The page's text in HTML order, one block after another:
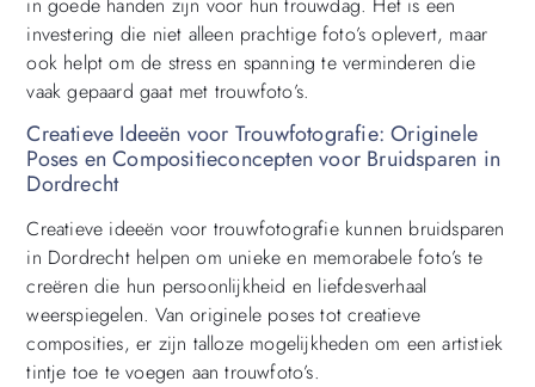
in goede handen zijn voor hun trouwdag. Het is een
investering die niet alleen prachtige foto’s oplevert, maar
ook helpt om de stress en spanning te verminderen die
vaak gepaard gaat met trouwfoto’s.
Creatieve Ideeën voor Trouwfotografie: Originele
Poses en Compositieconcepten voor Bruidsparen in
Dordrecht
Creatieve ideeën voor trouwfotografie kunnen bruidsparen
in Dordrecht helpen om unieke en memorabele foto’s te
creëren die hun persoonlijkheid en liefdesverhaal
weerspiegelen. Van originele poses tot creatieve
composities, er zijn talloze mogelijkheden om een artistiek
tintje toe te voegen aan trouwfoto’s.